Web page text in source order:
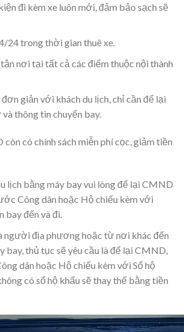
đi kèm xe luôn mới, đảm bảo sạch sẽ
24 trong thời gian thuê xe.
nơi tại tất cả các điểm thuộc nội thành
giản với khách du lịch, chỉ cần để lại
thông tin chuyến bay.
còn có chính sách miễn phí cọc, giảm tiền
lịch bằng máy bay vui lòng để lại CMND
Công dân hoặc Hộ chiếu kèm với
bay đến và đi.
người địa phương hoặc từ nơi khác đến
bay, thủ tục sẽ yêu cầu là để lại CMND,
dân hoặc Hộ chiếu kèm với Sổ hộ
có sổ hộ khẩu sẽ thay thế bằng tiền